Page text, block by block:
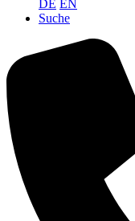
DE EN
Suche